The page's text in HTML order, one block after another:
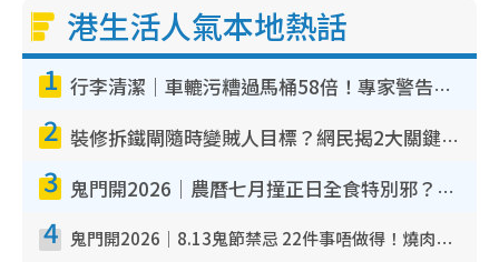
港生活人氣本地熱話
1 行李清潔｜車轆污糟過馬桶58倍！專家警告忌用酒精抹 教1招免污手除菌
2 裝修拆鐵閘隨時變賊人目標？網民揭2大關鍵用途：裝新式等於白裝？附新舊鐵閘分別
3 鬼門開2026｜農曆七月撞正日全食特別邪？專家警告切忌做一事！揭4大禁忌+2招保平安
4 鬼門開2026｜8.13鬼節禁忌 22件事唔做得！燒肉、刺身要少食？半夜勿吹口哨/打呢個電話